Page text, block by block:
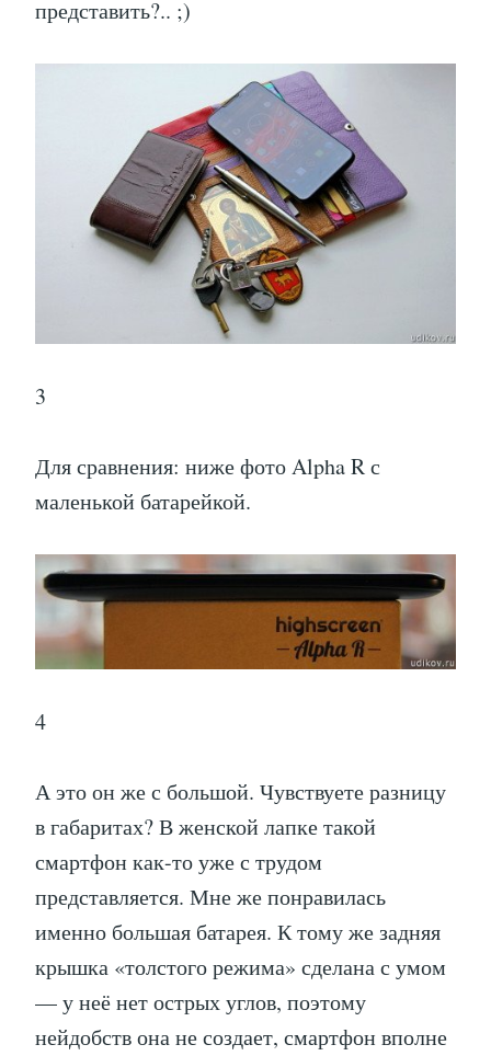
представить?.. ;)
3
Для сравнения: ниже фото Alpha R с
маленькой батарейкой.
4
А это он же с большой. Чувствуете разницу
в габаритах? В женской лапке такой
смартфон как-то уже с трудом
представляется. Мне же понравилась
именно большая батарея. К тому же задняя
крышка «толстого режима» сделана с умом
— у неё нет острых углов, поэтому
нейдобств она не создает, смартфон вполне